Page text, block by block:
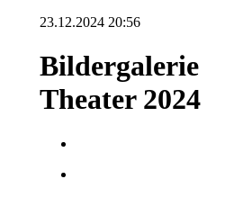
23.12.2024 20:56
Bildergalerie
Theater 2024